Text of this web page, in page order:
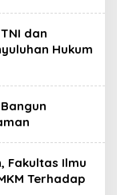
dan
Hukum
Fakultas Ilmu
Terhadap